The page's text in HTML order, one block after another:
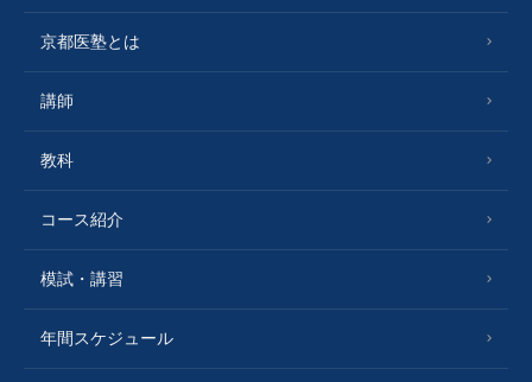
京都医塾とは
講師
教科
コース紹介
模試・講習
年間スケジュール